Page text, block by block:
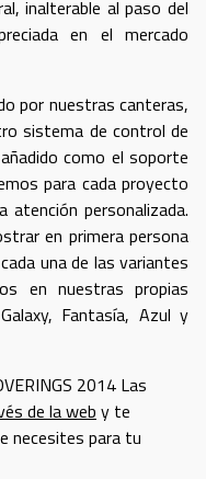
inalterable al paso del
en el mercado
por nuestras canteras,
sistema de control de
como el soporte
para cada proyecto
personalizada.
en primera persona
una de las variantes
en nuestras propias
Fantasía, Azul y
2014 Las
de la web y te
necesites para tu